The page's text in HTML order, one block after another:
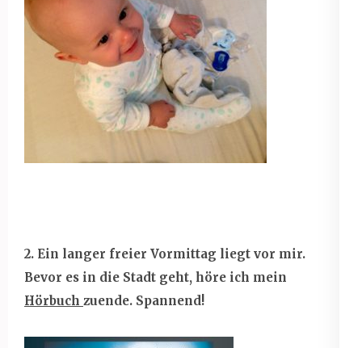
2. Ein langer freier Vormittag liegt vor mir.
Bevor es in die Stadt geht, höre ich mein
Hörbuch zuende. Spannend!